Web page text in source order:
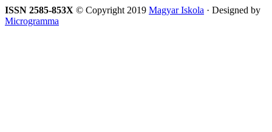
ISSN 2585-853X © Copyright 2019 Magyar Iskola · Designed by
Microgramma